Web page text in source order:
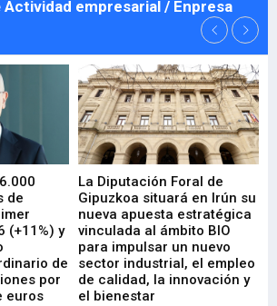
Actividad empresarial / Enpresa
de
(+11%) y
de
por
euros
La Diputación Foral de
Gipuzkoa situará en Irún su
nueva apuesta estratégica
vinculada al ámbito BIO
para impulsar un nuevo
sector industrial, el empleo
de calidad, la innovación y
el bienestar